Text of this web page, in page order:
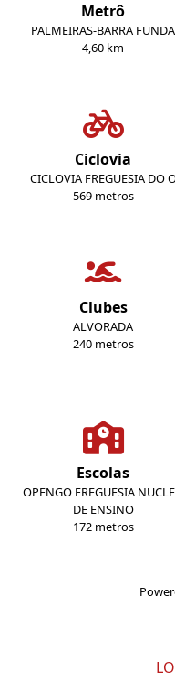
Metrô
PALMEIRAS-BARRA FUNDA
4,60 km
Ciclovia
CICLOVIA FREGUESIA DO
569 metros
Clubes
ALVORADA
240 metros
Escolas
OPENGO FREGUESIA
DE ENSINO
172 metros